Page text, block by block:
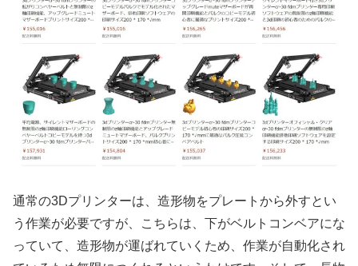
通常の3Dプリンターは、造形物をプレートから外すとい
う作業が必要ですが、こちらは、下がベルトコンベアにな
っていて、造形物が運ばれていくため、作業が自動化され